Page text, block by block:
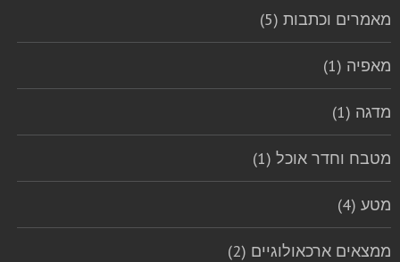
מאמרים וכתבות (5)
מאפיה (1)
מדגה (1)
מטבח וחדר אוכל (1)
מטע (4)
ממצאים ארכאולוגיים (2)